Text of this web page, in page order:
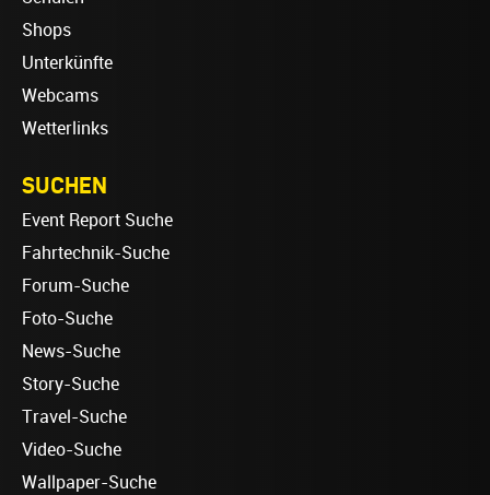
Shops
Unterkünfte
Webcams
Wetterlinks
SUCHEN
Event Report Suche
Fahrtechnik-Suche
Forum-Suche
Foto-Suche
News-Suche
Story-Suche
Travel-Suche
Video-Suche
Wallpaper-Suche